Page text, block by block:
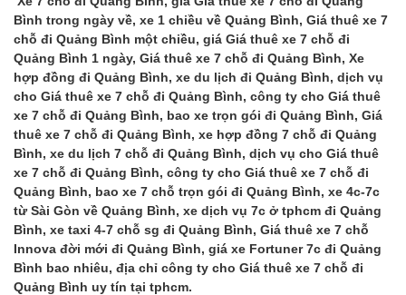
Bình trong ngày về, xe 1 chiều về Quảng Bình, Giá thuê xe 7
chỗ đi Quảng Bình một chiều, giá Giá thuê xe 7 chỗ đi
Quảng Bình 1 ngày, Giá thuê xe 7 chỗ đi Quảng Bình, Xe
hợp đồng đi Quảng Bình, xe du lịch đi Quảng Bình, dịch vụ
cho Giá thuê xe 7 chỗ đi Quảng Bình, công ty cho Giá thuê
xe 7 chỗ đi Quảng Bình, bao xe trọn gói đi Quảng Bình, Giá
thuê xe 7 chỗ đi Quảng Bình, xe hợp đồng 7 chỗ đi Quảng
Bình, xe du lịch 7 chỗ đi Quảng Bình, dịch vụ cho Giá thuê
xe 7 chỗ đi Quảng Bình, công ty cho Giá thuê xe 7 chỗ đi
Quảng Bình, bao xe 7 chỗ trọn gói đi Quảng Bình, xe 4c-7c
từ Sài Gòn về Quảng Bình, xe dịch vụ 7c ở tphcm đi Quảng
Bình, xe taxi 4-7 chỗ sg đi Quảng Bình, Giá thuê xe 7 chỗ
Innova đời mới đi Quảng Bình, giá xe Fortuner 7c đi Quảng
Bình bao nhiêu, địa chỉ công ty cho Giá thuê xe 7 chỗ đi
Quảng Bình uy tín tại tphcm.